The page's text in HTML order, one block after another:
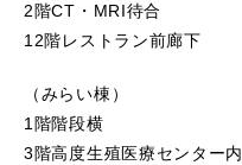
2階CT・MRI待合
12階レストラン前廊下
（みらい棟）
1階階段横
3階高度生殖医療センター内